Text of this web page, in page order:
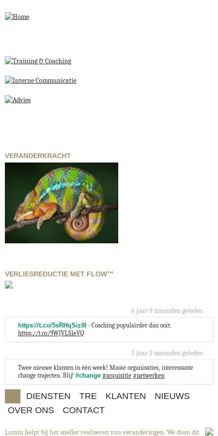
VERANDERKRACHT
VERLIESREDUCTIE MET FLOW™
6 jaar 9 maanden geleden
https://t.co/5sRHqSiz8I - Coaching populairder dan ooit:
https://t.co/9WJVLS1eVQ
7 jaar 2 maanden geleden
Twee nieuwe klanten in één week! Mooie organisaties, interessante
change trajecten. Blij! #change #acquisitie #netwerken
DIENSTEN TRE KLANTEN
NIEUWS
OVER ONS
CONTACT
Lumin helpt bij het sneller realiseren van veranderingen. We doen dit